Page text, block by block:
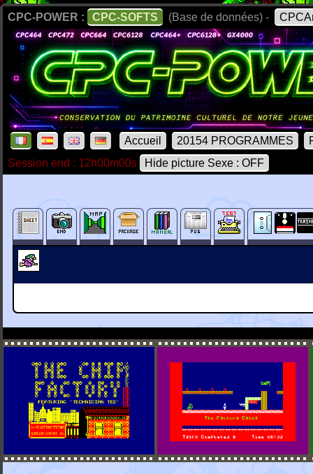
CPC-POWER : CPC-SOFTS (Base de données) -
Accueil 20154 PROGRAMMES
Session end : 12h00m00s
Hide picture Sexe : OFF